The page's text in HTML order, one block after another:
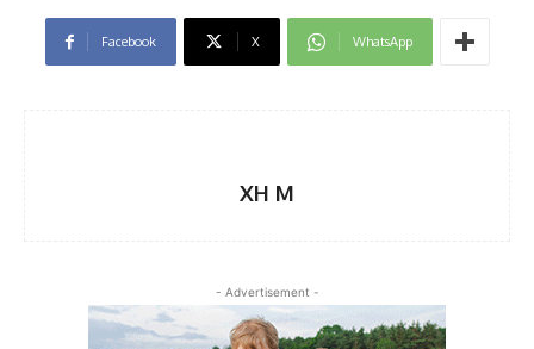
Facebook X WhatsApp
XH M
- Advertisement -